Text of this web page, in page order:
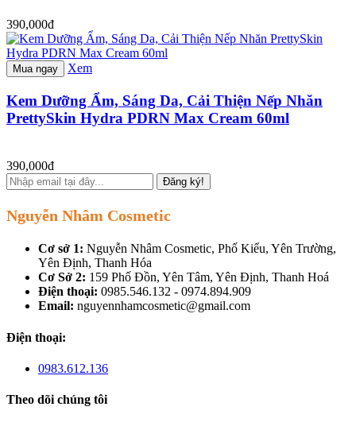
390,000đ
Mua ngay Xem
Kem Dưỡng Ẩm, Sáng Da, Cải Thiện Nếp Nhăn
PrettySkin Hydra PDRN Max Cream 60ml
390,000đ
Đăng ký!
Nguyễn Nhâm Cosmetic
Cơ sở 1: Nguyễn Nhâm Cosmetic, Phố Kiểu, Yên Trường,
Yên Định, Thanh Hóa
Cơ Sở 2: 159 Phố Đồn, Yên Tâm, Yên Định, Thanh Hoá
Điện thoại: 0985.546.132 - 0974.894.909
Email: nguyennhamcosmetic@gmail.com
Điện thoại:
0983.612.136
Theo dõi chúng tôi